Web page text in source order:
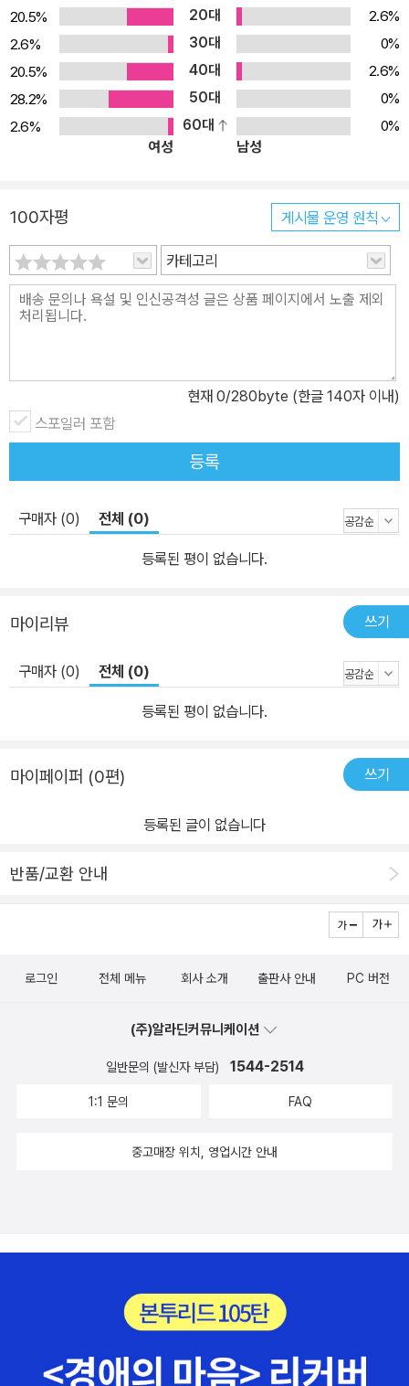
20.5%
20대
2.6%
2.6%
30대
0%
20.5%
40대
2.6%
28.2%
50대
0%
2.6%
60대
0%
여성
남성
100자평 게시물 운영 원칙
카테고리
현재 0/280byte (한글 140자 이내)
스포일러 포함
등록
구매자 (0) 전체 (0)
등록된 평이 없습니다.
마이리뷰 쓰기
구매자 (0) 전체 (0)
등록된 평이 없습니다.
마이페이퍼 (0편) 쓰기
등록된 글이 없습니다
반품/교환 안내
로그인 전체 메뉴 회사 소개 출판사 안내 PC 버전
(주)알라딘커뮤니케이션
일반문의 (발신자 부담) 1544-2514
1:1 문의 FAQ
중고매장 위치, 영업시간 안내